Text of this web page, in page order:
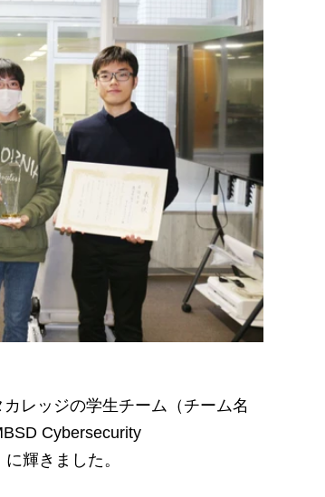
レッジの学生チーム（チーム名
Cybersecurity
輝きました。